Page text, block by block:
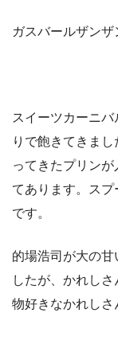
ガスバールザンザ
スイーツカーニ
りで飽きてきま
ってきたプリン
てあります。ス
です。
的場浩司が大の
したが、かれし
物好きなかれしさ